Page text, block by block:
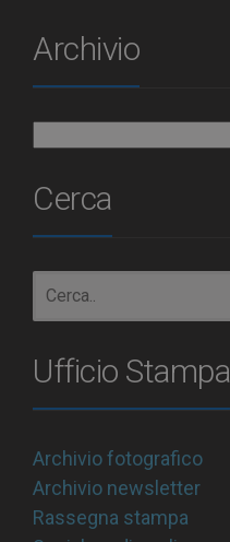
Archivio
Cerca
Ufficio Stampa
Archivio fotografico
Archivio newsletter
Rassegna stampa